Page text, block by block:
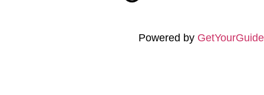
Powered by GetYourGuide